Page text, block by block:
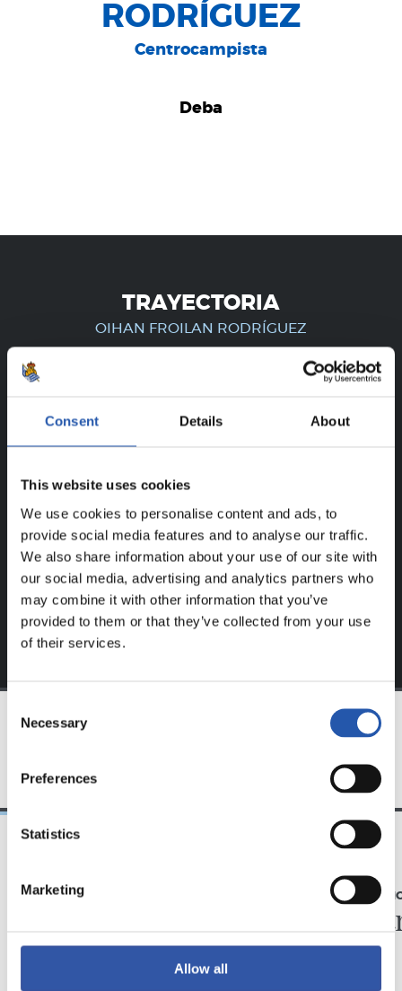
Consent Details About
This website uses cookies
We use cookies to personalise content and ads, to
provide social media features and to analyse our traffic.
We also share information about your use of our site with
our social media, advertising and analytics partners who
may combine it with other information that you’ve
provided to them or that they’ve collected from your use
of their services.
Selection
Necessary
Preferences
Statistics
Marketing
Allow all
RODRÍGUEZ
Centrocampista
Deba
TRAYECTORIA
OIHAN FROILAN RODRÍGUEZ
¡SOLO PARA USUARIOS
REGISTRADOS!
Este contenido es solo para los usuarios registrados en
nuestra web.
Regístrate haciendo clic en elLoginy disfruta de
contenido exclusivo para ti.
ZUBIETA
y el Txiki
CADETE
Ya